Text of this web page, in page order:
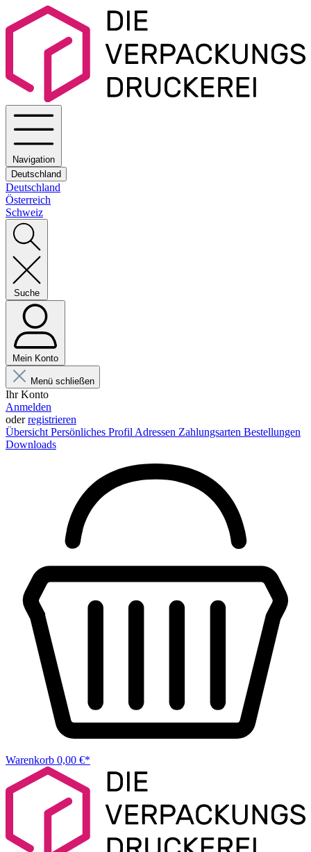
Navigation
Deutschland
Deutschland
Österreich
Schweiz
Suche
Mein Konto
Menü schließen
Ihr Konto
Anmelden
oderregistrieren
Übersicht Persönliches Profil Adressen Zahlungsarten Bestellungen
Downloads
Warenkorb 0,00 €*